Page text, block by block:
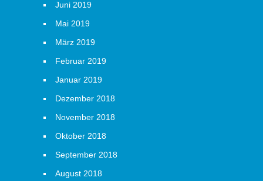
Juni 2019
Mai 2019
März 2019
Februar 2019
Januar 2019
Dezember 2018
November 2018
Oktober 2018
September 2018
August 2018